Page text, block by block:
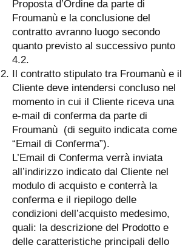
Proposta d’Ordine da parte di
Froumanù e la conclusione del
contratto avranno luogo secondo
quanto previsto al successivo punto
4.2.
Il contratto stipulato tra Froumanù e il
Cliente deve intendersi concluso nel
momento in cui il Cliente riceva una
e-mail di conferma da parte di
Froumanù (di seguito indicata come
“Email di Conferma”).
L’Email di Conferma verrà inviata
all’indirizzo indicato dal Cliente nel
modulo di acquisto e conterrà la
conferma e il riepilogo delle
condizioni dell’acquisto medesimo,
quali: la descrizione del Prodotto e
delle caratteristiche principali dello